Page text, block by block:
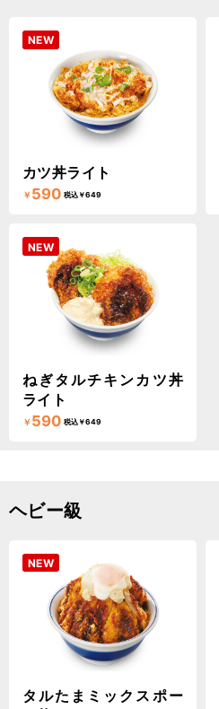
NEW
カツ丼ライト
￥ 590 税込￥649
NEW
ねぎタルチキンカツ丼
ライト
￥ 590 税込￥649
ヘビー級
NEW
タルたまミックスポー